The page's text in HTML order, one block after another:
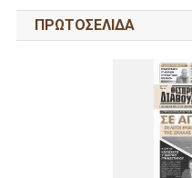
ΠΡΩΤΟΣΕΛΙΔΑ